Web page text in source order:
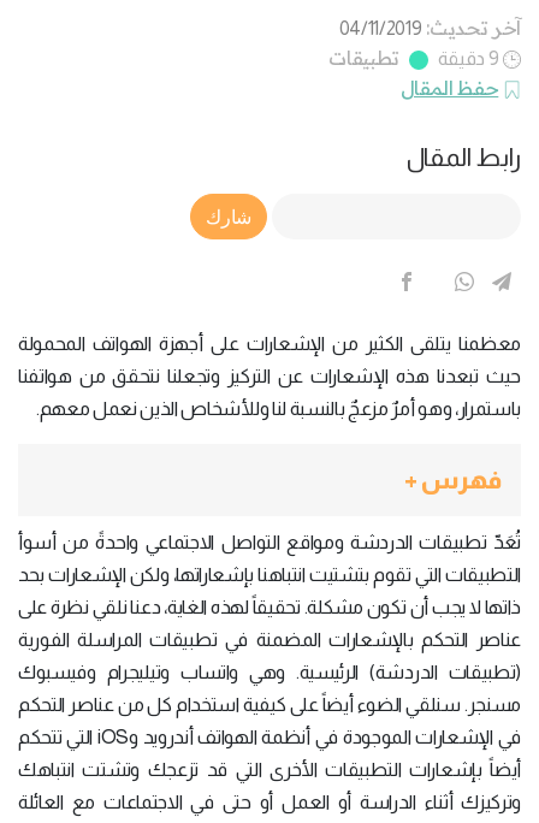
آخر تحديث: 04/11/2019
9 دقيقة
تطبيقات
حفظ المقال
رابط المقال
Article Link
شارك
معظمنا يتلقى الكثير من الإشعارات على أجهزة الهواتف المحمولة
حيث تبعدنا هذه الإشعارات عن التركيز وتجعلنا نتحقق من هواتفنا
باستمرار، وهو أمرٌ مزعجٌ بالنسبة لنا وللأشخاص الذين نعمل معهم.
فهرس +
تُعَدّ تطبيقات الدردشة ومواقع التواصل الاجتماعي واحدةً من أسوأ
التطبيقات التي تقوم بتشتيت انتباهنا بإشعاراتها، ولكن الإشعارات بحد
ذاتها لا يجب أن تكون مشكلة. تحقيقاً لهذه الغاية، دعنا نلقي نظرة على
عناصر التحكم بالإشعارات المضمنة في تطبيقات المراسلة الفورية
(تطبيقات الدردشة) الرئيسية. وهي واتساب وتيليجرام وفيسبوك
مسنجر. سنلقي الضوء أيضاً على كيفية استخدام كل من عناصر التحكم
في الإشعارات الموجودة في أنظمة الهواتف أندرويد وiOS التي تتحكم
أيضاً بإشعارات التطبيقات الأخرى التي قد تزعجك وتشتت انتباهك
وتركيزك أثناء الدراسة أو العمل أو حتى في الاجتماعات مع العائلة